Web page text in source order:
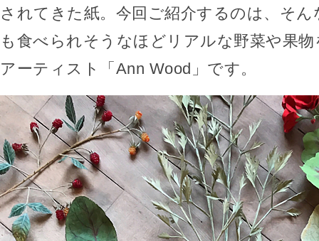
されてきた紙。今回ご紹介するのは、そ
も食べられそうなほどリアルな野菜や果
アーティスト「Ann Wood」です。